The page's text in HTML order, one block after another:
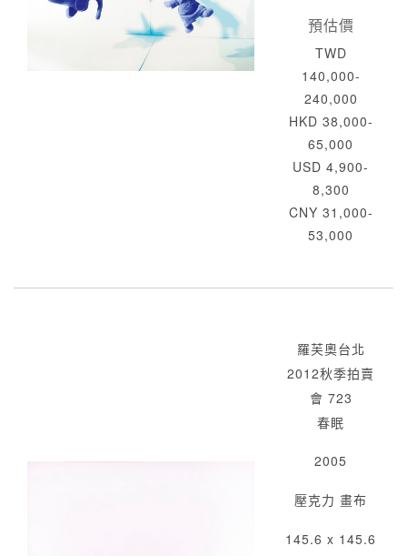
預估價
TWD
140,000-
240,000
HKD 38,000-
65,000
USD 4,900-
8,300
CNY 31,000-
53,000
羅芙奧台北
2012秋季拍賣
會 723
春眠
2005
壓克力 畫布
145.6 x 145.6